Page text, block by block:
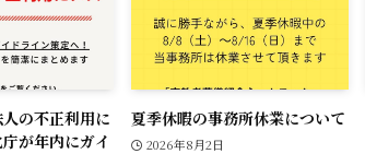
人の不正利用に
が年内にガイ
夏季休暇の事務所休業について
2026年8月2日